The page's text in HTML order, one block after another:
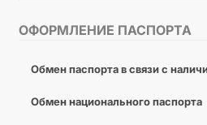
ОФОРМЛЕНИЕ ПАСПОРТА
Обмен паспорта в связи с
Обмен национального паспорта